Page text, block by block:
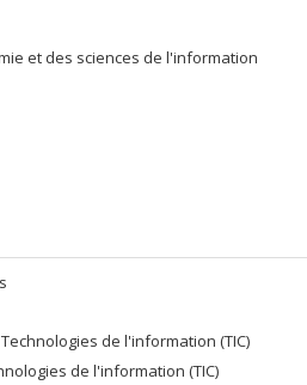
et des sciences de l'information
de l'information (TIC)
de l'information (TIC)